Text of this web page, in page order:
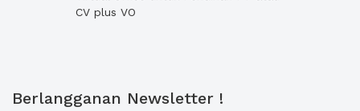
CV plus VO
Berlangganan Newsletter !